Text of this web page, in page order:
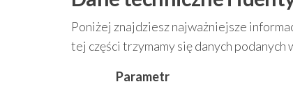
Poniżej znajdziesz najważniejsze
tej części trzymamy się danych podanych
Parametr